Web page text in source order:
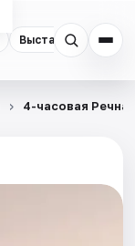
Выставки
4-часовая